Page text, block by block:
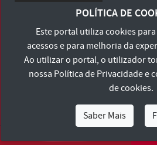
Consulte os Termos e Condições e
Declaração de
POLÍTICA DE
Este portal utiliza cookies
acessos e para melhoria da
Ao utilizar o portal, o utilizador
nossa Política de Privacidadee
de cookies.
Saber Mais